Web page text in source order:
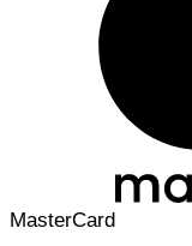
MasterCard